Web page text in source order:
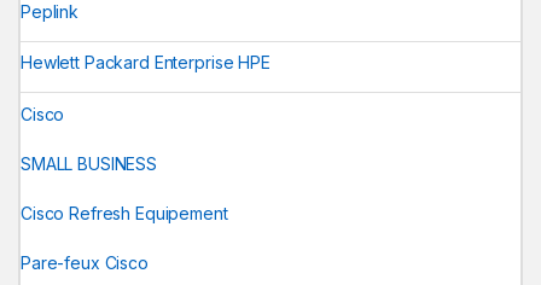
Peplink
Hewlett Packard Enterprise HPE
Cisco
SMALL BUSINESS
Cisco Refresh Equipement
Pare-feux Cisco